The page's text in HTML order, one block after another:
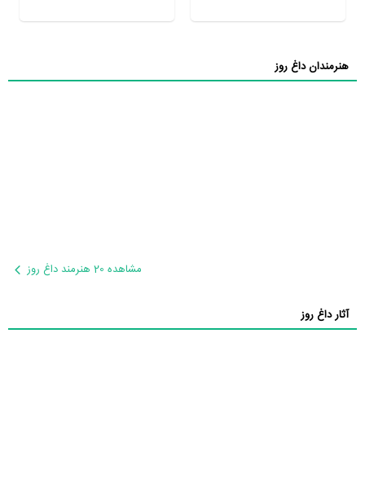
هنرمندان داغ روز
مشاهده 20 هنرمند داغ روز
آثار داغ روز